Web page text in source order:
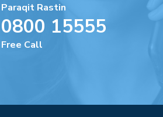
Paraqit Rastin
0800 15555
Free Call